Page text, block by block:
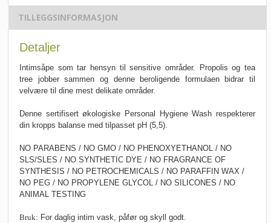
TILLEGGSINFORMASJON
Detaljer
Intimsåpe som tar hensyn til sensitive områder. Propolis og tea
tree jobber sammen og denne beroligende formulaen bidrar til
velvære til dine mest delikate områder.
Denne sertifisert økologiske Personal Hygiene Wash respekterer
din kropps balanse med tilpasset pH (5,5).
NO PARABENS / NO GMO / NO PHENOXYETHANOL / NO
SLS/SLES / NO SYNTHETIC DYE / NO FRAGRANCE OF
SYNTHESIS / NO PETROCHEMICALS / NO PARAFFIN WAX /
NO PEG / NO PROPYLENE GLYCOL / NO SILICONES / NO
ANIMAL TESTING
Bruk: For daglig intim vask, påfør og skyll godt.